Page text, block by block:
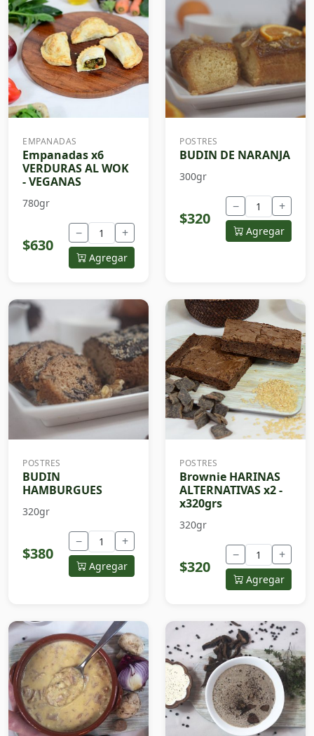
EMPANADAS
Empanadas x6
VERDURAS AL WOK
- VEGANAS
780gr
$630
− +
Agregar
POSTRES
BUDIN DE NARANJA
300gr
$320
− +
Agregar
POSTRES
BUDIN
HAMBURGUES
320gr
$380
− +
Agregar
POSTRES
Brownie HARINAS
ALTERNATIVAS x2 -
x320grs
320gr
$320
− +
Agregar